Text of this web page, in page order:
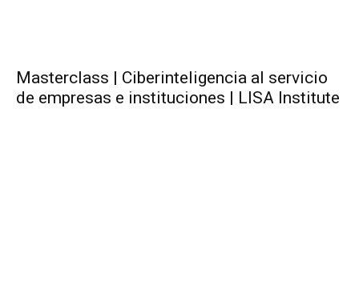
Masterclass | Ciberinteligencia al servicio
de empresas e instituciones | LISA Institute